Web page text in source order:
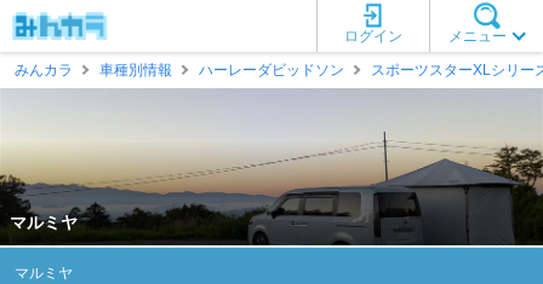
メニュー
ログイン
みんカラ
車種別情報 ハーレーダビッドソン スポーツスターXLシリー
マルミヤ
マルミヤ